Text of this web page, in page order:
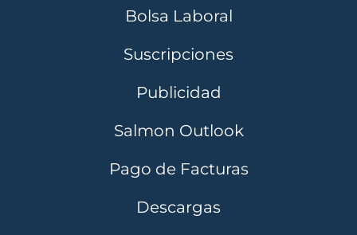
Bolsa Laboral
Suscripciones
Publicidad
Salmon Outlook
Pago de Facturas
Descargas